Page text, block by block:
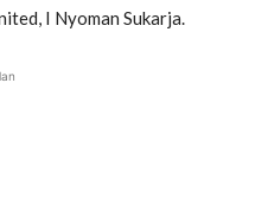
I Nyoman Sukarja.